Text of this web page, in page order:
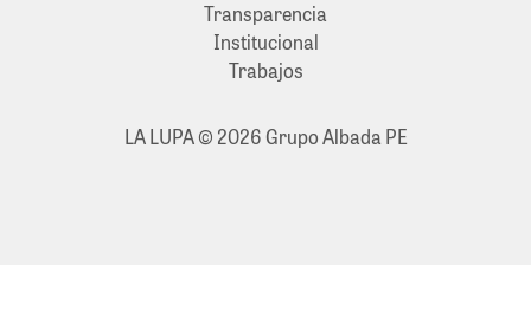
Transparencia
Institucional
Trabajos
LA LUPA © 2026 Grupo Albada PE